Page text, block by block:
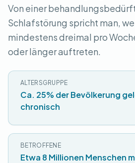
Von einer
Schlafstörung spricht man,
mindestens dreimal pro
oder länger auftreten.
ALTERSGRUPPE
Ca. 25% der Bevölkerung
chronisch
BETROFFENE
Etwa 8 Millionen Menschen